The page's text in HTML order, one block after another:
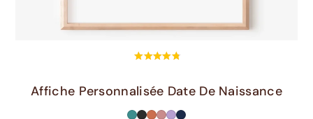
Affiche Personnalisée Date De Naissance